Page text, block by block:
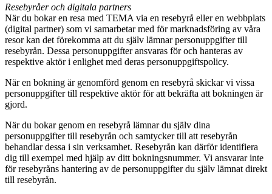
Resebyråer och digitala partners
När du bokar en resa med TEMA via en resebyrå eller en webbplats
(digital partner) som vi samarbetar med för marknadsföring av våra
resor kan det förekomma att du själv lämnar personuppgifter till
resebyrån. Dessa personuppgifter ansvaras för och hanteras av
respektive aktör i enlighet med deras personuppgiftspolicy.
När en bokning är genomförd genom en resebyrå skickar vi vissa
personuppgifter till respektive aktör för att bekräfta att bokningen är
gjord.
När du bokar genom en resebyrå lämnar du själv dina
personuppgifter till resebyrån och samtycker till att resebyrån
behandlar dessa i sin verksamhet. Resebyrån kan därför identifiera
dig till exempel med hjälp av ditt bokningsnummer. Vi ansvarar inte
för resebyråns hantering av de personuppgifter du själv lämnat direkt
till resebyrån.